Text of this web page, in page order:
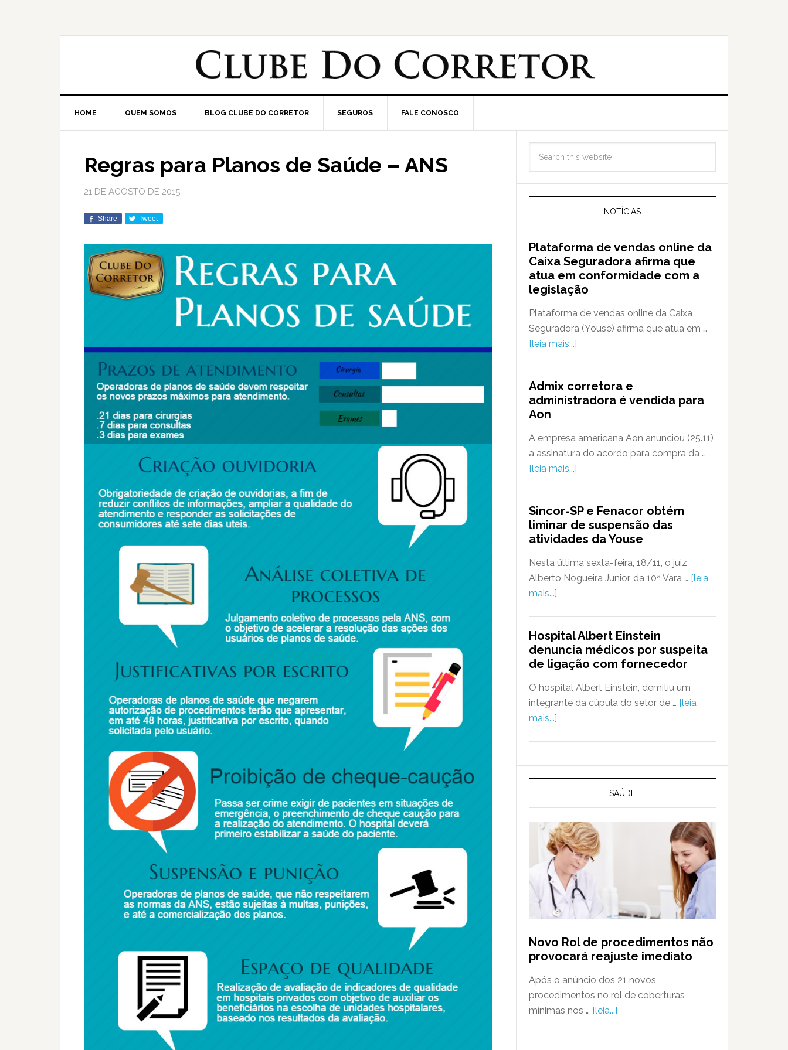
HOME QUEM SOMOS BLOG CLUBE DO CORRETOR SEGUROS FALE CONOSCO
Regras para Planos de Saúde – ANS
21 DE AGOSTO DE 2015
Share Tweet
NOTÍCIAS
Plataforma de vendas online da
Caixa Seguradora afirma que
atua em conformidade com a
legislação
Plataforma de vendas online da Caixa
Seguradora (Youse) afirma que atua em …
[leia mais...]
Admix corretora e
administradora é vendida para
Aon
A empresa americana Aon anunciou (25.11)
a assinatura do acordo para compra da …
[leia mais...]
Sincor-SP e Fenacor obtém
liminar de suspensão das
atividades da Youse
Nesta última sexta-feira, 18/11, o juiz
Alberto Nogueira Junior, da 10ª Vara … [leia
mais...]
Hospital Albert Einstein
denuncia médicos por suspeita
de ligação com fornecedor
O hospital Albert Einstein, demitiu um
integrante da cúpula do setor de … [leia
mais...]
SAÚDE
Novo Rol de procedimentos não
provocará reajuste imediato
Após o anúncio dos 21 novos
procedimentos no rol de coberturas
mínimas nos … [leia...]